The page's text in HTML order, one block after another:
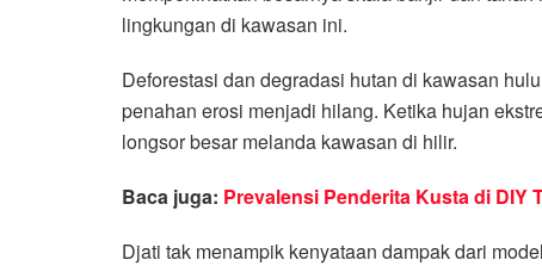
lingkungan di kawasan ini.
Deforestasi dan degradasi hutan di kawasan
penahan erosi menjadi hilang. Ketika hujan
longsor besar melanda kawasan di hilir.
Baca juga: Prevalensi Penderita Kusta di DIY
Djati tak menampik kenyataan dampak dari